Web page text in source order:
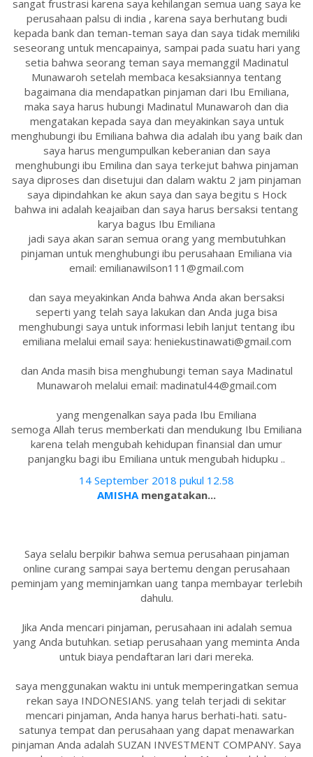
sangat frustrasi karena saya kehilangan semua uang saya ke
perusahaan palsu di india , karena saya berhutang budi
kepada bank dan teman-teman saya dan saya tidak memiliki
seseorang untuk mencapainya, sampai pada suatu hari yang
setia bahwa seorang teman saya memanggil Madinatul
Munawaroh setelah membaca kesaksiannya tentang
bagaimana dia mendapatkan pinjaman dari Ibu Emiliana,
maka saya harus hubungi Madinatul Munawaroh dan dia
mengatakan kepada saya dan meyakinkan saya untuk
menghubungi ibu Emiliana bahwa dia adalah ibu yang baik dan
saya harus mengumpulkan keberanian dan saya
menghubungi ibu Emilina dan saya terkejut bahwa pinjaman
saya diproses dan disetujui dan dalam waktu 2 jam pinjaman
saya dipindahkan ke akun saya dan saya begitu s Hock
bahwa ini adalah keajaiban dan saya harus bersaksi tentang
karya bagus Ibu Emiliana
jadi saya akan saran semua orang yang membutuhkan
pinjaman untuk menghubungi ibu perusahaan Emiliana via
email: emilianawilson111@gmail.com
dan saya meyakinkan Anda bahwa Anda akan bersaksi
seperti yang telah saya lakukan dan Anda juga bisa
menghubungi saya untuk informasi lebih lanjut tentang ibu
emiliana melalui email saya: heniekustinawati@gmail.com
dan Anda masih bisa menghubungi teman saya Madinatul
Munawaroh melalui email: madinatul44@gmail.com
yang mengenalkan saya pada Ibu Emiliana
semoga Allah terus memberkati dan mendukung Ibu Emiliana
karena telah mengubah kehidupan finansial dan umur
panjangku bagi ibu Emiliana untuk mengubah hidupku ..
14 September 2018 pukul 12.58
AMISHAmengatakan...
Saya selalu berpikir bahwa semua perusahaan pinjaman
online curang sampai saya bertemu dengan perusahaan
peminjam yang meminjamkan uang tanpa membayar terlebih
dahulu.
Jika Anda mencari pinjaman, perusahaan ini adalah semua
yang Anda butuhkan. setiap perusahaan yang meminta Anda
untuk biaya pendaftaran lari dari mereka.
saya menggunakan waktu ini untuk memperingatkan semua
rekan saya INDONESIANS. yang telah terjadi di sekitar
mencari pinjaman, Anda hanya harus berhati-hati. satu-
satunya tempat dan perusahaan yang dapat menawarkan
pinjaman Anda adalah SUZAN INVESTMENT COMPANY. Saya